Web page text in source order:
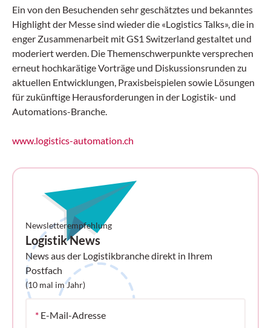
Ein von den Besuchenden sehr geschätztes und bekanntes
Highlight der Messe sind wieder die «Logistics Talks», die in
enger Zusammenarbeit mit GS1 Switzerland gestaltet und
moderiert werden. Die Themenschwerpunkte versprechen
erneut hochkarätige Vorträge und Diskussionsrunden zu
aktuellen Entwicklungen, Praxisbeispielen sowie Lösungen
für zukünftige Herausforderungen in der Logistik- und
Automations-Branche.
www.logistics-automation.ch
Newsletterempfehlung
Logistik News
News aus der Logistikbranche direkt in Ihrem
Postfach
(10 mal im Jahr)
* E-Mail-Adresse